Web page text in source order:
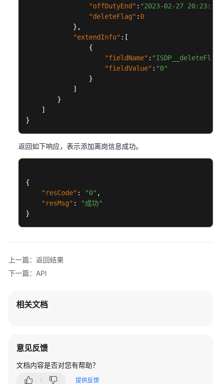
速
误
双
预
iRTC
接
入
"offDutyEnd" : "2023-02-27
"deleteFlag" : 0
} ,
"extendInfo" : [
{
"fieldName" :
"fieldValue" : "0"
}
]
}
]
}
返回如下响应，表示添加离岗信息成功。
{
"resCode" : "0" ,
"resMsg" :
"成功"
}
上一篇：返回结果
下一篇：API
相关文档
意见反馈
文档内容是否对您有帮助？
提供反馈